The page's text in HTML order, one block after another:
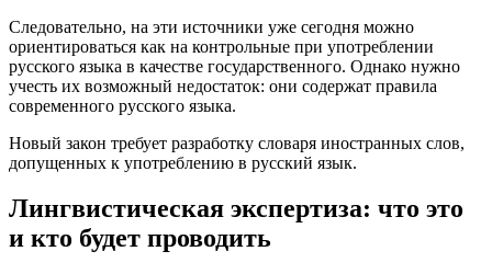
Следовательно, на эти источники уже сегодня можно
ориентироваться как на контрольные при употреблении
русского языка в качестве государственного. Однако нужно
учесть их возможный недостаток: они содержат правила
современного русского языка.
Новый закон требует разработку словаря иностранных слов,
допущенных к употреблению в русский язык.
Лингвистическая экспертиза: что это
и кто будет проводить